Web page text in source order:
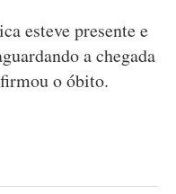
esteve presente e
a chegada
o óbito.